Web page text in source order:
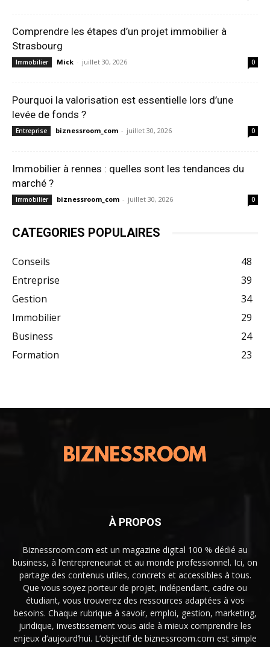
Comprendre les étapes d’un projet immobilier à
Strasbourg
Immobilier Mick - juillet 30, 2026 0
Pourquoi la valorisation est essentielle lors d’une
levée de fonds ?
Entreprise biznessroom_com - juillet 30, 2026 0
Immobilier à rennes : quelles sont les tendances du
marché ?
Immobilier biznessroom_com - juillet 30, 2026 0
CATEGORIES POPULAIRES
Conseils
48
Entreprise
39
Gestion
34
Immobilier
29
Business
24
Formation
23
À PROPOS
Biznessroom.com est un magazine digital 100 % dédié au
business, à l’entrepreneuriat et au monde professionnel. Ici, on
partage des contenus utiles, concrets et accessibles à tous.
Que vous soyez porteur de projet, indépendant, cadre ou
étudiant, vous trouverez des ressources adaptées à vos
besoins. Chaque rubrique à savoir, emploi, gestion, marketing,
juridique, investissement vous aide à mieux comprendre les
enjeux d’aujourd’hui. L’objectif de biznessroom.com est simple